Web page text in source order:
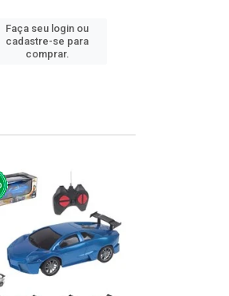
Faça seu login ou
cadastre-se para
comprar.